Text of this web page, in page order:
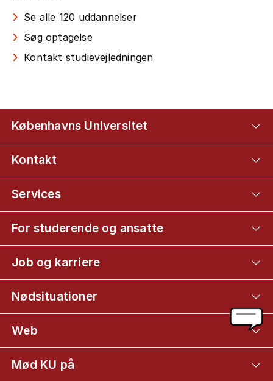
Se alle 120 uddannelser
Søg optagelse
Kontakt studievejledningen
Københavns Universitet
Kontakt
Services
For studerende og ansatte
Job og karriere
Nødsituationer
Web
Mød KU på